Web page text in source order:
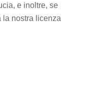
e inoltre, se
la nostra licenza